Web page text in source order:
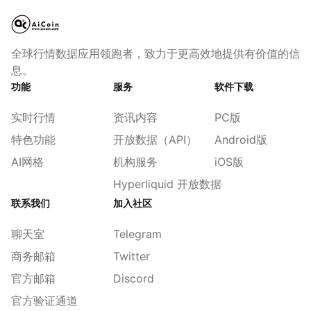
全球行情数据应用领跑者，致力于更高效地提供有价值的信
息。
功能
实时行情
特色功能
AI网格
服务
资讯内容
开放数据（API）
机构服务
Hyperliquid 开放数据
软件下载
PC版
Android版
iOS版
联系我们
聊天室
商务邮箱
官方邮箱
官方验证通道
加入社区
Telegram
Twitter
Discord